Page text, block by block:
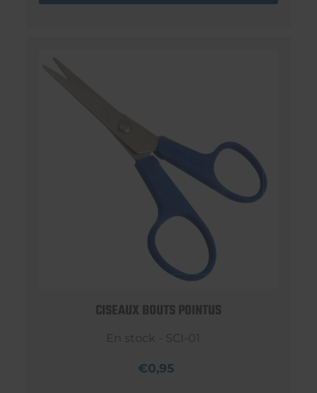
CISEAUX BOUTS POINTUS
En stock - SCI-01
€0,95